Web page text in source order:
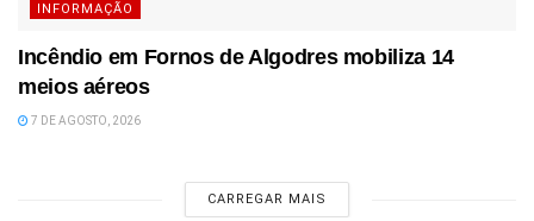
INFORMAÇÃO
Incêndio em Fornos de Algodres mobiliza 14
meios aéreos
7 DE AGOSTO, 2026
CARREGAR MAIS